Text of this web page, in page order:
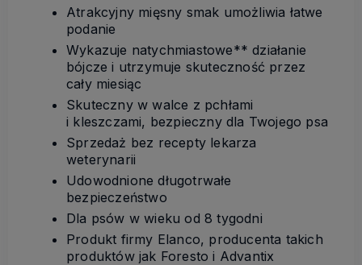
Atrakcyjny mięsny smak umożliwia łatwe
podanie
Wykazuje natychmiastowe** działanie
bójcze i utrzymuje skuteczność przez
cały miesiąc
Skuteczny w walce z pchłami
i kleszczami, bezpieczny dla Twojego psa
Sprzedaż bez recepty lekarza
weterynarii
Udowodnione długotrwałe
bezpieczeństwo
Dla psów w wieku od 8 tygodni
Produkt firmy Elanco, producenta takich
produktów jak Foresto i Advantix